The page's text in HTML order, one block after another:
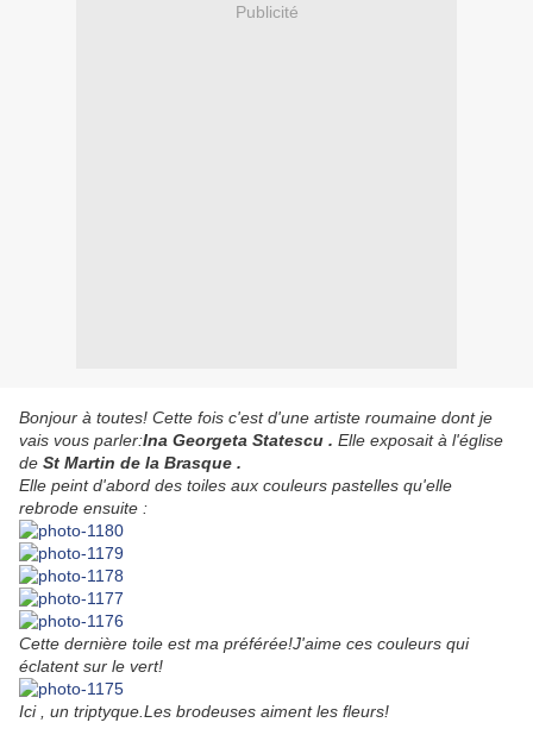
Publicité
Bonjour à toutes! Cette fois c'est d'une artiste roumaine dont je
vais vous parler:Ina Georgeta Statescu . Elle exposait à l'église
de St Martin de la Brasque .
Elle peint d'abord des toiles aux couleurs pastelles qu'elle
rebrode ensuite :
Cette dernière toile est ma préférée!J'aime ces couleurs qui
éclatent sur le vert!
Ici , un triptyque.Les brodeuses aiment les fleurs!